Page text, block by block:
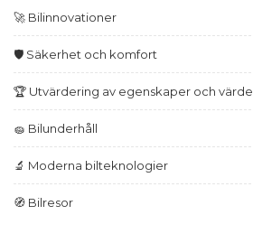
🚀 Bilinnovationer
🛡️ Säkerhet och komfort
🏆 Utvärdering av egenskaper och värde
🧽 Bilunderhåll
🔬 Moderna bilteknologier
🧭 Bilresor